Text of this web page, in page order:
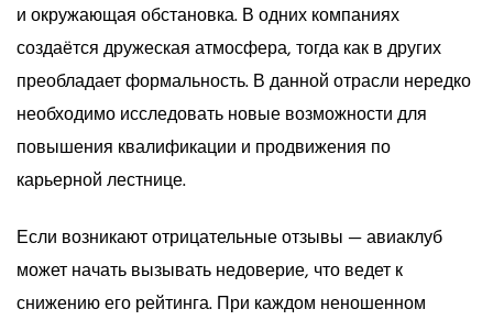
и окружающая обстановка. В одних компаниях
создаётся дружеская атмосфера, тогда как в других
преобладает формальность. В данной отрасли нередко
необходимо исследовать новые возможности для
повышения квалификации и продвижения по
карьерной лестнице.
Если возникают отрицательные отзывы — авиаклуб
может начать вызывать недоверие, что ведет к
снижению его рейтинга. При каждом неношенном